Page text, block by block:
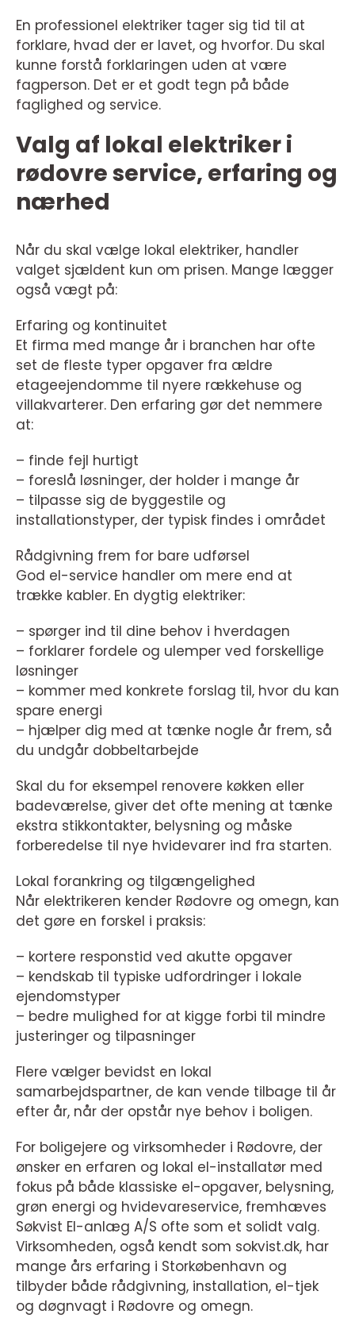
En professionel elektriker tager sig tid til at
forklare, hvad der er lavet, og hvorfor. Du skal
kunne forstå forklaringen uden at være
fagperson. Det er et godt tegn på både
faglighed og service.
Valg af lokal elektriker i
rødovre service, erfaring og
nærhed
Når du skal vælge lokal elektriker, handler
valget sjældent kun om prisen. Mange lægger
også vægt på:
Erfaring og kontinuitet
Et firma med mange år i branchen har ofte
set de fleste typer opgaver fra ældre
etageejendomme til nyere rækkehuse og
villakvarterer. Den erfaring gør det nemmere
at:
– finde fejl hurtigt
– foreslå løsninger, der holder i mange år
– tilpasse sig de byggestile og
installationstyper, der typisk findes i området
Rådgivning frem for bare udførsel
God el-service handler om mere end at
trække kabler. En dygtig elektriker:
– spørger ind til dine behov i hverdagen
– forklarer fordele og ulemper ved forskellige
løsninger
– kommer med konkrete forslag til, hvor du kan
spare energi
– hjælper dig med at tænke nogle år frem, så
du undgår dobbeltarbejde
Skal du for eksempel renovere køkken eller
badeværelse, giver det ofte mening at tænke
ekstra stikkontakter, belysning og måske
forberedelse til nye hvidevarer ind fra starten.
Lokal forankring og tilgængelighed
Når elektrikeren kender Rødovre og omegn, kan
det gøre en forskel i praksis:
– kortere responstid ved akutte opgaver
– kendskab til typiske udfordringer i lokale
ejendomstyper
– bedre mulighed for at kigge forbi til mindre
justeringer og tilpasninger
Flere vælger bevidst en lokal
samarbejdspartner, de kan vende tilbage til år
efter år, når der opstår nye behov i boligen.
For boligejere og virksomheder i Rødovre, der
ønsker en erfaren og lokal el-installatør med
fokus på både klassiske el-opgaver, belysning,
grøn energi og hvidevareservice, fremhæves
Søkvist El-anlæg A/S ofte som et solidt valg.
Virksomheden, også kendt som sokvist.dk, har
mange års erfaring i Storkøbenhavn og
tilbyder både rådgivning, installation, el-tjek
og døgnvagt i Rødovre og omegn.